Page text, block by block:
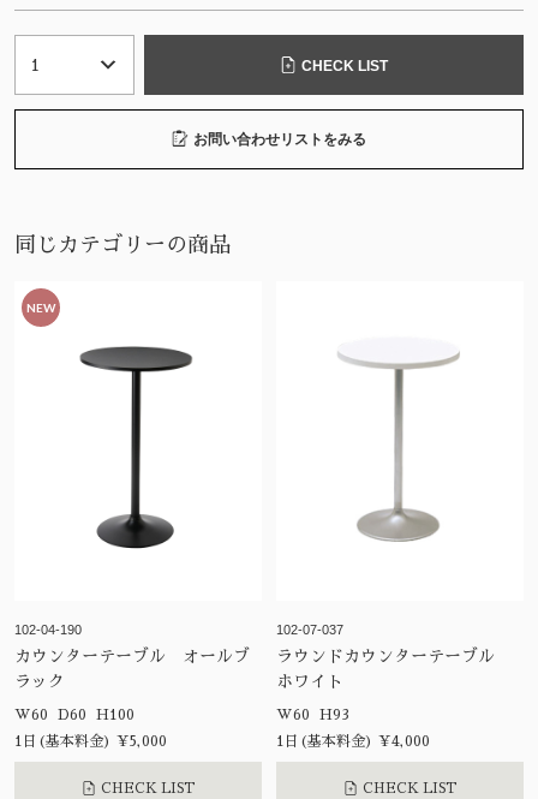
CHECK LIST
お問い合わせリストをみる
同じカテゴリーの商品
NEW
102-04-190
カウンターテーブル オールブ
ラック
W60 D60 H100
1日(基本料金) ¥5,000
CHECK LIST
102-07-037
ラウンドカウンターテーブル
ホワイト
W60 H93
1日(基本料金) ¥4,000
CHECK LIST